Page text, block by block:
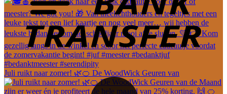
Juli ruikt naar zomer! 🌿🍊 De WoodWick Geuren van